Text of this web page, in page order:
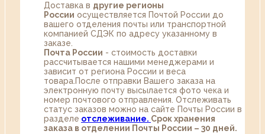
Доставка в другие регионы
России осуществляется Почтой России до
вашего отделения почты или транспортной
компанией СДЭК по адресу указанному в
заказе.
Почта России - стоимость доставки
рассчитывается нашими менеджерами и
зависит от региона России и веса
товара.После отправки Вашего заказа на
электронную почту высылается фото чека и
номер почтового отправления. Отслеживать
статус заказов можно на сайте Почты России в
разделе oтслеживание. Срок хранения
заказа в отделении Почты России – 30 дней.